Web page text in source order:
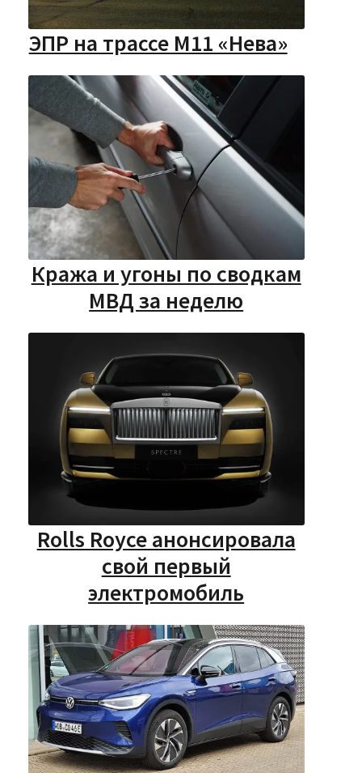
ЭПР на трассе М11 «Нева»
Кража и угоны по сводкам
МВД за неделю
Rolls Royce анонсировала
свой первый
электромобиль